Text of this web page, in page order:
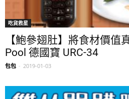
吃貨救星
【鮑參翅肚】將食材價
Pool 德國寶 URC-34
包包 - 2019-01-03